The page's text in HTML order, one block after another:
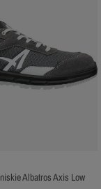
Albatros Axis Low